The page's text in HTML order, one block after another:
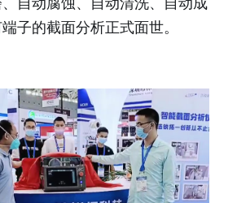
子的截面分析正式面世。